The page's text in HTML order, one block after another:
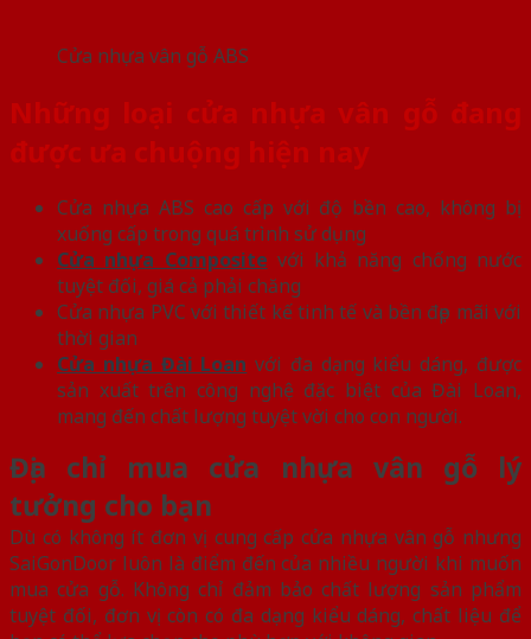
Cửa nhựa vân gỗ ABS
Những loại cửa nhựa vân gỗ đang
được ưa chuộng hiện nay
Cửa nhựa ABS cao cấp với độ bền cao, không bị
xuống cấp trong quá trình sử dụng
Cửa nhựa Composite với khả năng chống nước
tuyệt đối, giá cả phải chăng
Cửa nhựa PVC với thiết kế tinh tế và bền đẹp mãi với
thời gian
Cửa nhựa Đài Loan với đa dạng kiểu dáng, được
sản xuất trên công nghệ đặc biệt của Đài Loan,
mang đến chất lượng tuyệt vời cho con người.
Địa chỉ mua cửa nhựa vân gỗ lý
tưởng cho bạn
Dù có không ít đơn vị cung cấp cửa nhựa vân gỗ nhưng
SaiGonDoor luôn là điểm đến của nhiều người khi muốn
mua cửa gỗ. Không chỉ đảm bảo chất lượng sản phẩm
tuyệt đối, đơn vị còn có đa dạng kiểu dáng, chất liệu để